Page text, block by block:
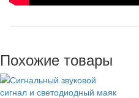
Похожие товары